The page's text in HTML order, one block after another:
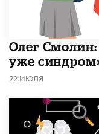
​Олег
уже
22 ИЮЛЯ